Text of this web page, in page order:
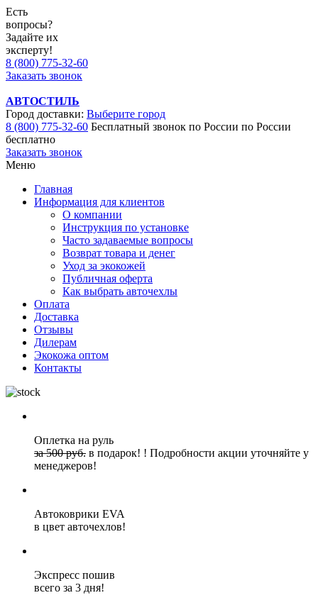
Есть
вопросы?
Задайте их
эксперту!
8 (800) 775-32-60
Заказать звонок
АВТОСТИЛЬ
Город доставки: Выберите город
8 (800) 775-32-60 Бесплатный звонок по России по России
бесплатно
Заказать звонок
Меню
Главная
Информация для клиентов
О компании
Инструкция по установке
Часто задаваемые вопросы
Возврат товара и денег
Уход за экокожей
Публичная оферта
Как выбрать авточехлы
Оплата
Доставка
Отзывы
Дилерам
Экокожа оптом
Контакты
Оплетка на руль
за 500 руб. в подарок! ! Подробности акции уточняйте у
менеджеров!
Автоковрики EVA
в цвет авточехлов!
Экспресс пошив
всего за 3 дня!